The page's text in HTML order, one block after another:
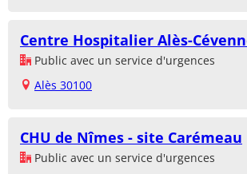
Centre Hospitalier Alès-
Public avec un service d'urgences
Alès 30100
CHU de Nîmes - site Carémeau
Public avec un service d'urgences